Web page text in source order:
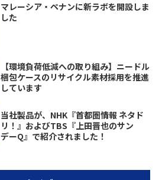
マレーシア・ペナンに新ラボを開設しま
した
【環境負荷低減への取り組み】ニードル
梱包ケースのリサイクル素材採用を推進
しています
当社製品が、NHK『首都圏情報 ネタド
リ！』およびTBS『上田晋也のサン
デーQ』で紹介されました！